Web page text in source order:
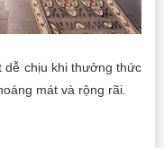
dễ chịu khi thưởng thức
mát và rộng rãi.